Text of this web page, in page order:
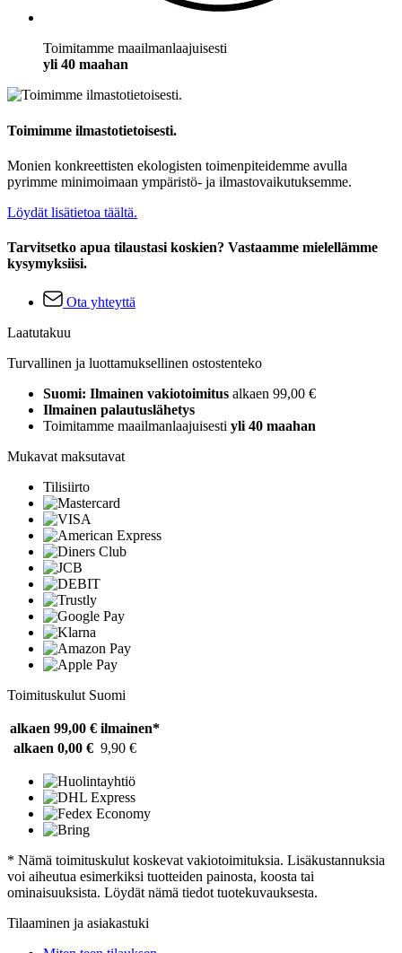
Toimitamme maailmanlaajuisesti
yli 40 maahan
Toimimme ilmastotietoisesti.
Monien konkreettisten ekologisten toimenpiteidemme avulla
pyrimme minimoimaan ympäristö- ja ilmastovaikutuksemme.
Löydät lisätietoa täältä.
Tarvitsetko apua tilaustasi koskien? Vastaamme mielellämme
kysymyksiisi.
Ota yhteyttä
Laatutakuu
Turvallinen ja luottamuksellinen ostostenteko
Suomi: Ilmainen vakiotoimitus alkaen 99,00 €
Ilmainen palautuslähetys
Toimitamme maailmanlaajuisesti yli 40 maahan
Mukavat maksutavat
Tilisiirto
Toimituskulut Suomi
alkaen 99,00 € ilmainen*
alkaen 0,00 € 9,90 €
* Nämä toimituskulut koskevat vakiotoimituksia. Lisäkustannuksia
voi aiheutua esimerkiksi tuotteiden painosta, koosta tai
ominaisuuksista. Löydät nämä tiedot tuotekuvauksesta.
Tilaaminen ja asiakastuki